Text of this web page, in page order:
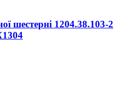
шестерні 1204.38.103-2